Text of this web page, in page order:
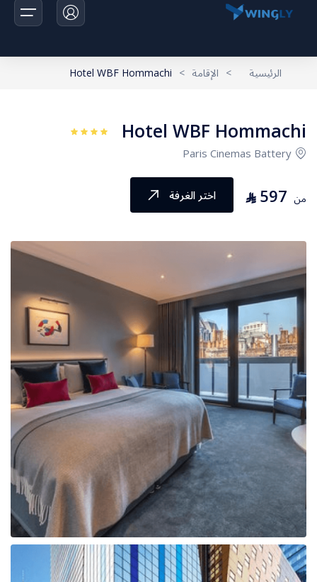
الرحلات
تواصل معانا
الرئيسية > الإقامة >
Hotel WBF Hommachi
Hotel WBF Hommachi
Paris Cinemas Battery
من 597
⃁ اختر الغرفة